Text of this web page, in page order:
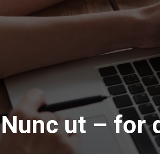
Nunc ut – for